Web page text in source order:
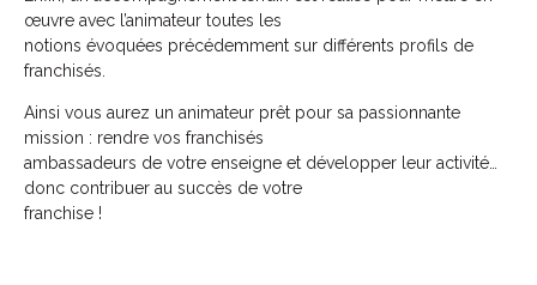
œuvre avec l’animateur toutes les
notions évoquées précédemment sur différents profils de
franchisés.
Ainsi vous aurez un animateur prêt pour sa passionnante
mission : rendre vos franchisés
ambassadeurs de votre enseigne et développer leur activité…
donc contribuer au succès de votre
franchise !